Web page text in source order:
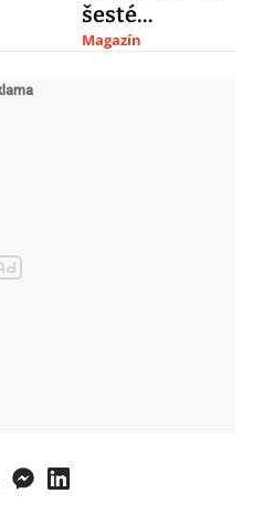
šesté
generace se už
Magazín